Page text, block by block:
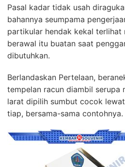
Pasal kadar tidak usah
bahannya seumpama
partikular hendak kekal terlihat
berawal itu buatan saat
dibutuhkan.
Berlandaskan Pertelaan,
tempelan racun diambil serupa
larat dipilih sumbut cocok
tiap, bersama-sama contohnya.